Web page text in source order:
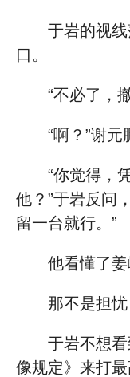
于岩的视
口。
“不必了，
“啊？”谢元
“你觉得，
他？”于岩反问
留一台就行。”
他看懂了姜
那不是担
于岩不想
像规定》来打最